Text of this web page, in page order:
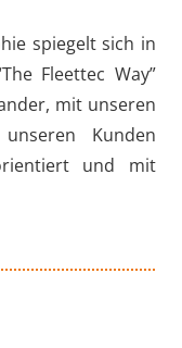
spiegelt sich in
Fleettec Way”
mit unseren
Kunden
und mit